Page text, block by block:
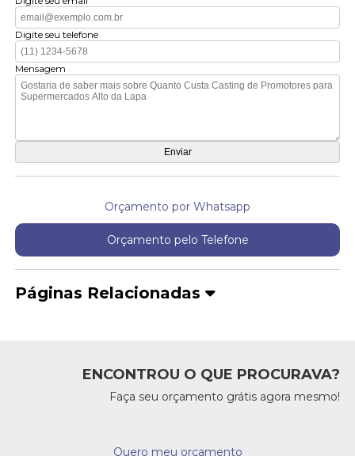
Digite seu telefone
Mensagem
Orçamento por Whatsapp
Orçamento pelo Telefone
Páginas Relacionadas
ENCONTROU O QUE PROCURAVA?
Faça seu orçamento grátis agora mesmo!
Quero meu orçamento